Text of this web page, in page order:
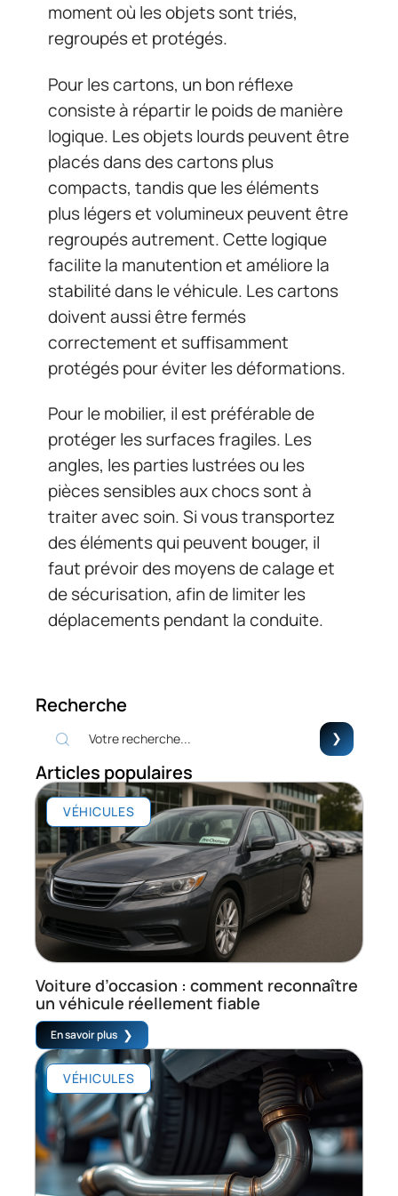
moment où les objets sont triés,
regroupés et protégés.
Pour les cartons, un bon réflexe
consiste à répartir le poids de manière
logique. Les objets lourds peuvent être
placés dans des cartons plus
compacts, tandis que les éléments
plus légers et volumineux peuvent être
regroupés autrement. Cette logique
facilite la manutention et améliore la
stabilité dans le véhicule. Les cartons
doivent aussi être fermés
correctement et suffisamment
protégés pour éviter les déformations.
Pour le mobilier, il est préférable de
protéger les surfaces fragiles. Les
angles, les parties lustrées ou les
pièces sensibles aux chocs sont à
traiter avec soin. Si vous transportez
des éléments qui peuvent bouger, il
faut prévoir des moyens de calage et
de sécurisation, afin de limiter les
déplacements pendant la conduite.
Recherche
Articles populaires
VÉHICULES
Voiture d’occasion : comment reconnaître
un véhicule réellement fiable
En savoir plus
VÉHICULES